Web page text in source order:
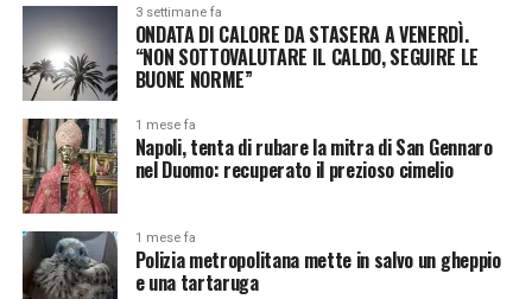
3 settimane fa
ONDATA DI CALORE DA STASERA A VENERDÌ.
“NON SOTTOVALUTARE IL CALDO, SEGUIRE LE
BUONE NORME”
1 mese fa
Napoli, tenta di rubare la mitra di San Gennaro
nel Duomo: recuperato il prezioso cimelio
1 mese fa
Polizia metropolitana mette in salvo un gheppio
e una tartaruga